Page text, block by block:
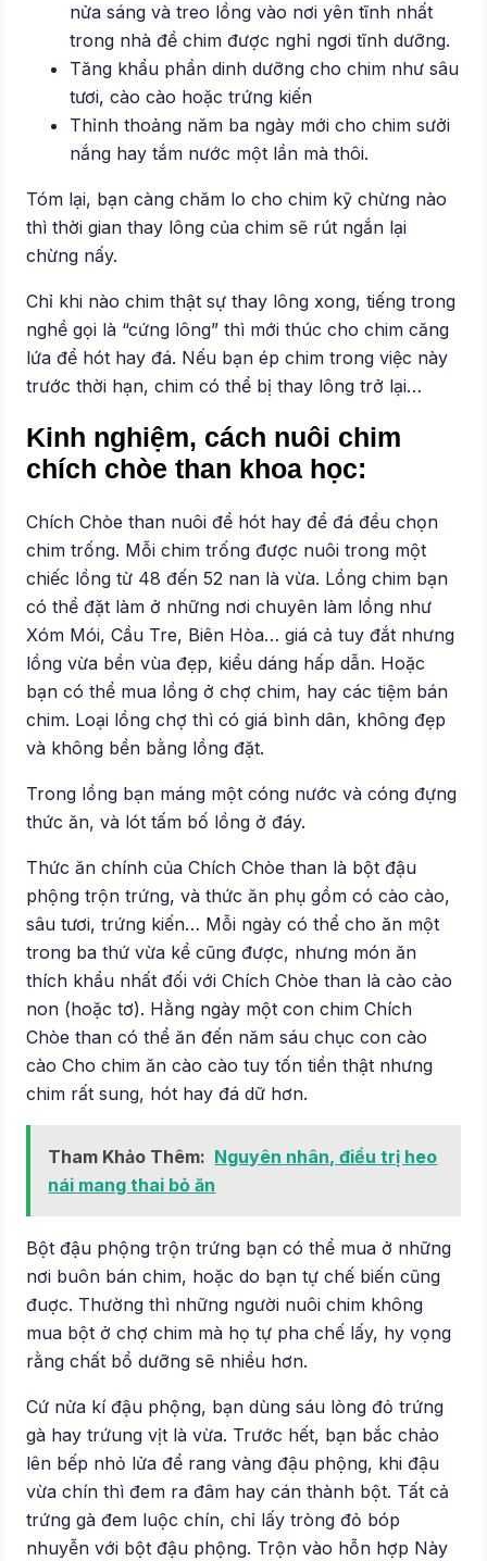
nửa sáng và treo lồng vào nơi yên tĩnh nhất
trong nhà đề chim được nghỉ ngơi tĩnh dưỡng.
Tăng khẩu phần dinh dưỡng cho chim như sâu
tươi, cào cào hoặc trứng kiến
Thỉnh thoảng năm ba ngày mới cho chim sưởi
nắng hay tắm nước một lần mà thôi.
Tóm lại, bạn càng chăm lo cho chim kỹ chừng nào
thì thời gian thay lông của chim sẽ rút ngắn lại
chừng nấy.
Chỉ khi nào chim thật sự thay lông xong, tiếng trong
nghề gọi là “cứng lông” thì mới thúc cho chim căng
lứa để hót hay đá. Nếu bạn ép chim trong việc này
trước thời hạn, chim có thể bị thay lông trở lại…
Kinh nghiệm, cách nuôi chim
chích chòe than khoa học:
Chích Chòe than nuôi để hót hay để đá đều chọn
chim trống. Mỗi chim trống được nuôi trong một
chiếc lồng từ 48 đến 52 nan là vừa. Lồng chim bạn
có thể đặt làm ở những nơi chuyên làm lồng như
Xóm Mói, Cầu Tre, Biên Hòa… giá cả tuy đắt nhưng
lồng vừa bền vùa đẹp, kiểu dáng hấp dẫn. Hoặc
bạn có thể mua lồng ở chợ chim, hay các tiệm bán
chim. Loại lồng chợ thì có giá bình dân, không đẹp
và không bền bằng lồng đặt.
Trong lồng bạn máng một cóng nước và cóng đựng
thức ăn, và lót tấm bố lồng ở đáy.
Thức ăn chính của Chích Chòe than là bột đậu
phộng trộn trứng, và thức ăn phụ gồm có cào cào,
sâu tươi, trứng kiến… Mỗi ngày có thể cho ăn một
trong ba thứ vừa kể cũng được, nhưng món ăn
thích khẩu nhất đối với Chích Chòe than là cào cào
non (hoặc tơ). Hằng ngày một con chim Chích
Chòe than có thể ăn đến năm sáu chục con cào
cào Cho chim ăn cào cào tuy tốn tiền thật nhưng
chim rất sung, hót hay đá dữ hơn.
Tham Khảo Thêm: Nguyên nhân, điều trị heo
nái mang thai bỏ ăn
Bột đậu phộng trộn trứng bạn có thể mua ở những
nơi buôn bán chim, hoặc do bạn tự chế biến cũng
đuợc. Thường thì những người nuôi chim không
mua bột ở chợ chim mà họ tự pha chế lấy, hy vọng
rằng chất bổ dưỡng sẽ nhiều hơn.
Cứ nửa kí đậu phộng, bạn dùng sáu lòng đỏ trứng
gà hay trứung vịt là vừa. Trước hết, bạn bắc chảo
lên bếp nhỏ lửa để rang vàng đậu phộng, khi đậu
vừa chín thì đem ra đâm hay cán thành bột. Tất cả
trứng gà đem luộc chín, chỉ lấy tròng đỏ bóp
nhuyễn với bột đậu phộng. Trộn vào hỗn hợp Này